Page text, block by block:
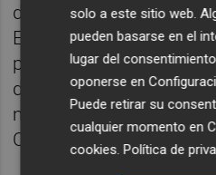
desestacionalizados, lo
España afronta los
preparada que en crisis
destacado el
ministro de Economía,
Carlos Cuerpo.
solo a este sitio web.
pueden basarse en el
lugar del
oponerse en
Puede retirar su
cualquier momento en
cookies .Política de